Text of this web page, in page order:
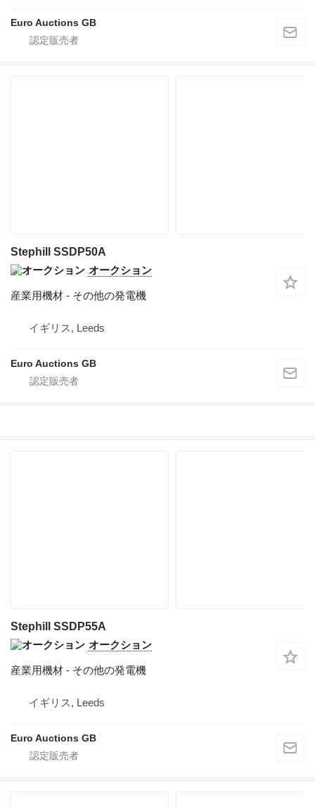
Euro Auctions GB
Stephill SSDP50A
オークション
産業用機材 - その他の発電機
イギリス, Leeds
Euro Auctions GB
Stephill SSDP55A
オークション
産業用機材 - その他の発電機
イギリス, Leeds
Euro Auctions GB